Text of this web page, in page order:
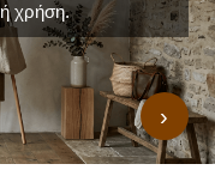
›
χρήση.